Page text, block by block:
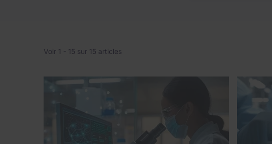
Voir 1 - 15 sur 15 articles